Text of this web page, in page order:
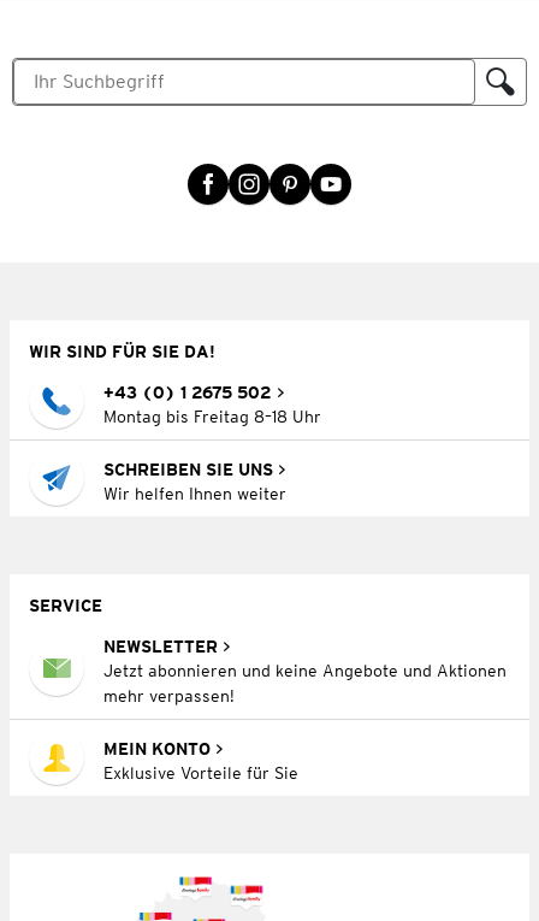
WIR SIND FÜR SIE DA!
+43 (0) 1 2675 502
Montag bis Freitag 8–18 Uhr
SCHREIBEN SIE UNS
Wir helfen Ihnen weiter
SERVICE
NEWSLETTER
Jetzt abonnieren und keine Angebote und Aktionen
mehr verpassen!
MEIN KONTO
Exklusive Vorteile für Sie